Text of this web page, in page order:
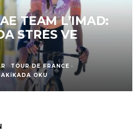
TEAM L’IMAD:
STRES VE
TOUR DE FRANCE ·
OKU